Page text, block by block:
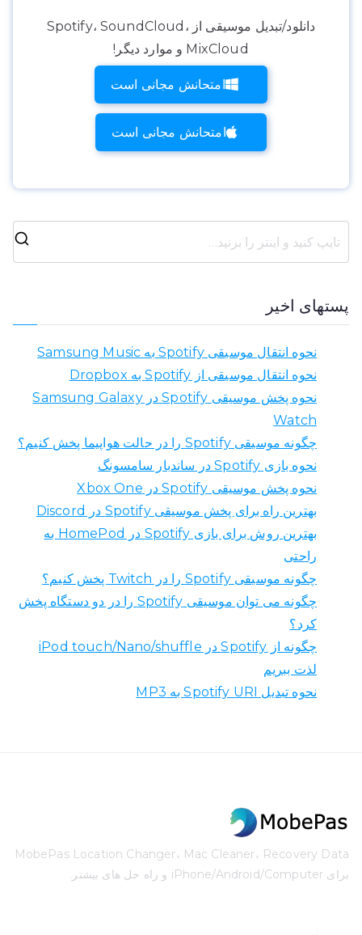
دانلود/تبدیل موسیقی از Spotify، SoundCloud،
MixCloud و موارد دیگر!
امتحانش مجانی است
امتحانش مجانی است
پستهای اخیر
نحوه انتقال موسیقی Spotify به Samsung Music
نحوه انتقال موسیقی از Spotify به Dropbox
نحوه پخش موسیقی Spotify در Samsung Galaxy
Watch
چگونه موسیقی Spotify را در حالت هواپیما پخش کنیم؟
نحوه بازی Spotify در ساندبار سامسونگ
نحوه پخش موسیقی Spotify در Xbox One
بهترین راه برای پخش موسیقی Spotify در Discord
بهترین روش برای بازی Spotify در HomePod به
راحتی
چگونه موسیقی Spotify را در Twitch پخش کنیم؟
چگونه می توان موسیقی Spotify را در دو دستگاه پخش
کرد؟
چگونه از Spotify در iPod touch/Nano/shuffle
لذت ببریم
نحوه تبدیل Spotify URI به MP3
MobePas Location Changer، Mac Cleaner، Recovery Data
برای iPhone/Android/Computer و راه حل های بیشتر.